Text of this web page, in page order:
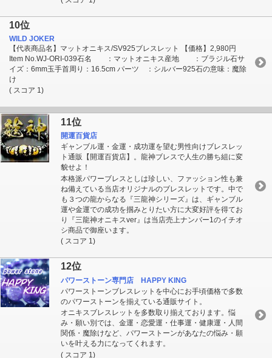
10位
WILD JOKER
【代表商品名】マットオニキス/SV925ブレスレット 【価格】2,980円
Item No.WJ-ORI-039石名 ：マットオニキス産地 ：ブラジル石サ
イズ：6mm玉手首周り：16.5cm パーツ ：シルバー925石の意味：魔除
け
( スコア 1)
11位
開運百貨店
ギャンブル運・金運・成功運を望む男性向けブレスレッ
ト通販【開運百貨店】。龍神ブレスで人生の勝ち組に変
貌せよ！
本格派パワーブレスとしは珍しい、ファッション性も兼
ね備えている当店オリジナルのブレスレットです。中で
も３つの龍からなる『三龍神シリーズ』は、ギャンブル
運や金運での成功を掴みとりたい方に大変好評を得てお
り『三龍神オニキスver』は当店売上ナンバー1のイチオ
シ商品で御座います。
( スコア 1)
12位
パワーストーン専門店 HAPPY KING
パワーストーンブレスレットを中心にお手頃価格で多数
のパワーストーンを揃えている通販サイト。
オニキスブレスレットを多数取り揃えております。悩
み・願い別では、金運・恋愛運・仕事運・健康運・人間
関係・魔除けなど、パワーストーンがあなたの悩み・願
いを叶える力になってくれます。
( スコア 1)